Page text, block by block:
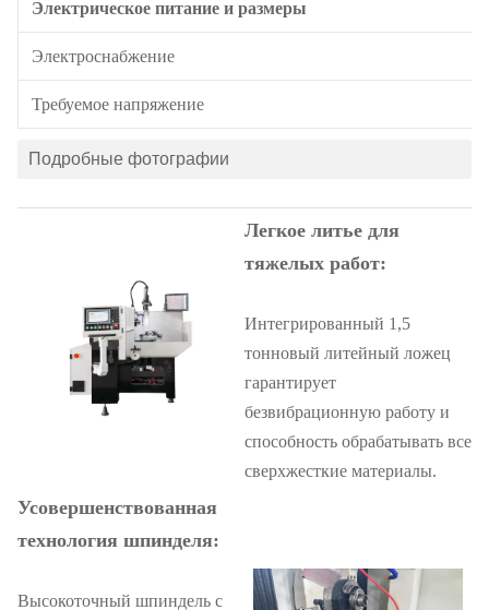
Электрическое питание и размеры
Электроснабжение
Требуемое напряжение
Подробные фотографии
Легкое литье для
тяжелых работ:
Интегрированный 1,5
тонновый литейный ложец
гарантирует
безвибрационную работу и
способность обрабатывать все
сверхжесткие материалы.
Усовершенствованная
технология шпинделя:
Высокоточный шпиндель с